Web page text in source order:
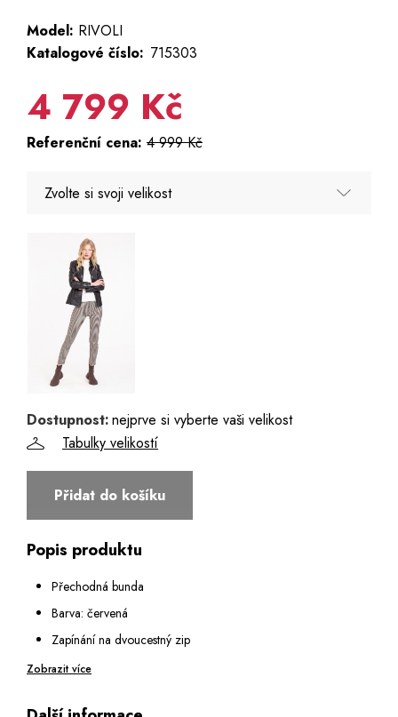
Model: RIVOLI
Katalogové číslo: 715303
4 799 Kč
Referenční cena: 4 999 Kč
Zvolte si svoji velikost
38 - Poslední kus
46 - Poslední kus
Dostupnost:nejprve si vyberte vaši velikost
Tabulky velikostí
Přidat do košíku
Popis produktu
Přechodná bunda
Barva: červená
Zapínání na dvoucestný zip
Dvě boční skryté kapsy na zip
Zobrazit více